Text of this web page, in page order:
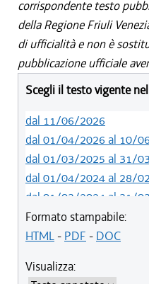
corrispondente testo
della Regione Friuli
di ufficialità e non è
pubblicazione ufficiale
Scegli il testo vigente
dal 11/06/2026
dal 01/04/2026 al 10/
dal 01/03/2025 al 31/
dal 01/04/2024 al 28/
dal 01/03/2024 al 31/
dal 01/01/2024 al 29/
dal 03/09/2023 al 31/
dal 07/03/2023 al 31/
Formato stampabile:
HTML- PDF - DOC
Visualizza: